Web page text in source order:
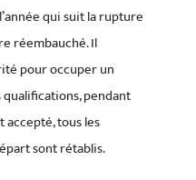
qui suit la rupture
réembauché. Il
pour occuper un
pendant
accepté, tous les
sont rétablis.